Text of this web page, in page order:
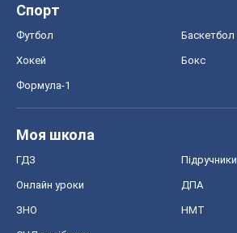
Спорт
Футбол Баскетбол
Хокей Бокс
Формула-1
Моя школа
ГДЗ Підручники
Онлайн уроки ДПА
ЗНО НМТ